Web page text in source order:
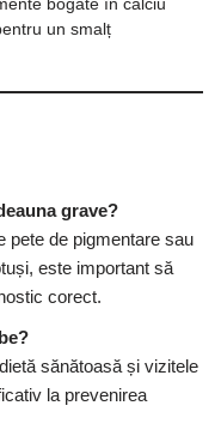
bogate în calciu
un smalț
grave?
pete de pigmentare sau
este important să
corect.
sănătoasă și vizitele
la prevenirea